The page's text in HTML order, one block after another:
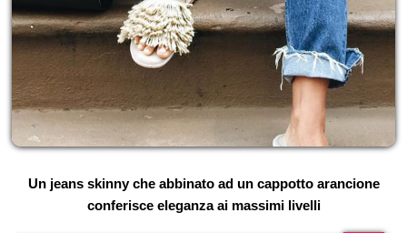
Un jeans skinny che abbinato ad un cappotto arancione
conferisce eleganza ai massimi livelli